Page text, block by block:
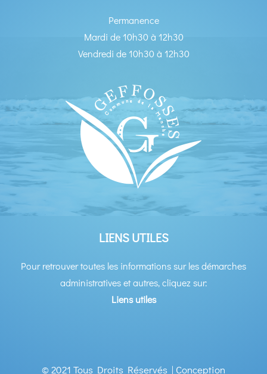
Permanence
Mardi de 10h30 à 12h30
Vendredi de 10h30 à 12h30
LIENS UTILES
Pour retrouver toutes les informations sur les démarches
administratives et autres, cliquez sur:
Liens utiles
© 2021 Tous Droits Réservés | Conception